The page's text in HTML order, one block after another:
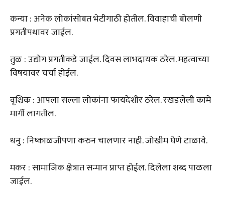
कन्या : अनेक लोकांसोबत भेटीगाठी होतील. विवाहाची बोलणी
प्रगतीपथावर जाईल.
तुळ : उद्योग प्रगतीकडे जाईल. दिवस लाभदायक ठरेल. महत्वाच्या
विषयावर चर्चा होईल.
वृश्चिक : आपला सल्ला लोकांना फायदेशीर ठरेल. रखडलेली कामे
मार्गी लागतील.
धनु : निष्काळजीपणा करुन चालणार नाही. जोखीम घेणे टाळावे.
मकर : सामाजिक क्षेत्रात सन्मान प्राप्त होईल. दिलेला शब्द पाळला
जाईल.